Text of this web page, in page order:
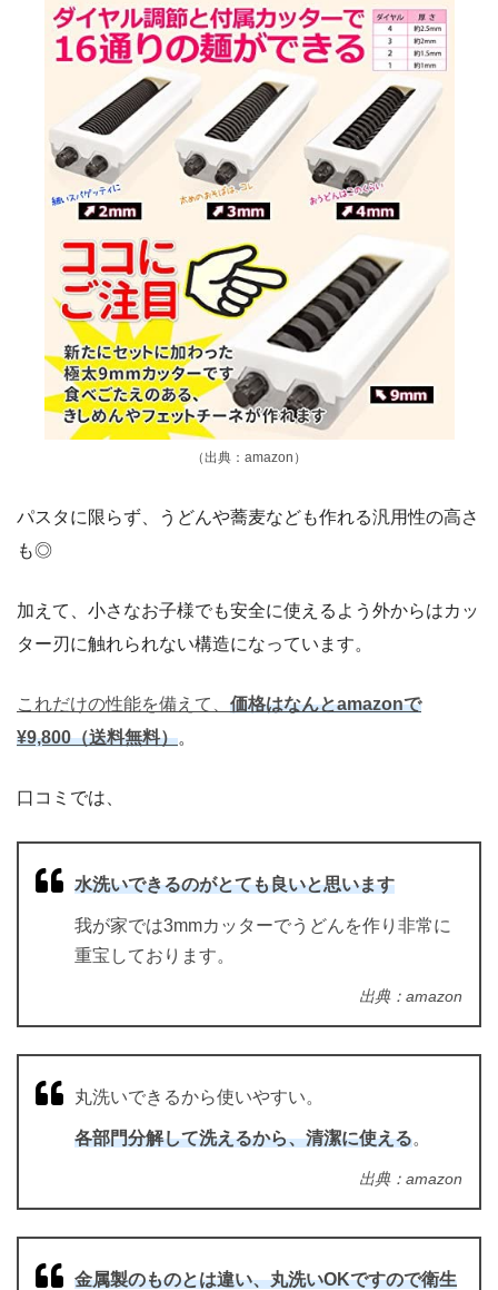
（出典：amazon）
パスタに限らず、うどんや蕎麦なども作れる汎用性の高さ
も◎
加えて、小さなお子様でも安全に使えるよう外からはカッ
ター刃に触れられない構造になっています。
これだけの性能を備えて、 価格はなんとamazonで
¥9,800（送料無料）。
口コミでは、
水洗いできるのがとても良いと思います
我が家では3mmカッターでうどんを作り非常に
重宝しております。
出典：amazon
丸洗いできるから使いやすい。
各部門分解して洗えるから、清潔に使える。
出典：amazon
金属製のものとは違い、丸洗いOKですので衛生